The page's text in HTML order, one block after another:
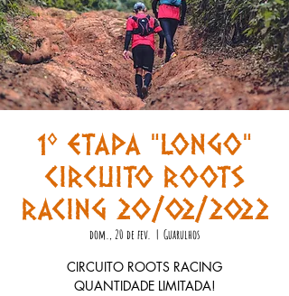
1º ETAPA "LONGO"
CIRCUITO ROOTS
RACING 20/02/2022
dom., 20 de fev.
  |
Guarulhos
CIRCUITO ROOTS RACING
QUANTIDADE LIMITADA!